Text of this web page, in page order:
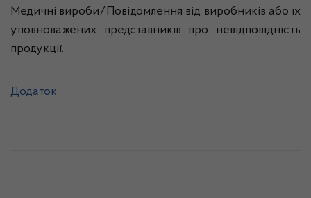
Медичні вироби/Повідомлення від виробників або їх
уповноважених представників про невідповідність
продукції.
Додаток